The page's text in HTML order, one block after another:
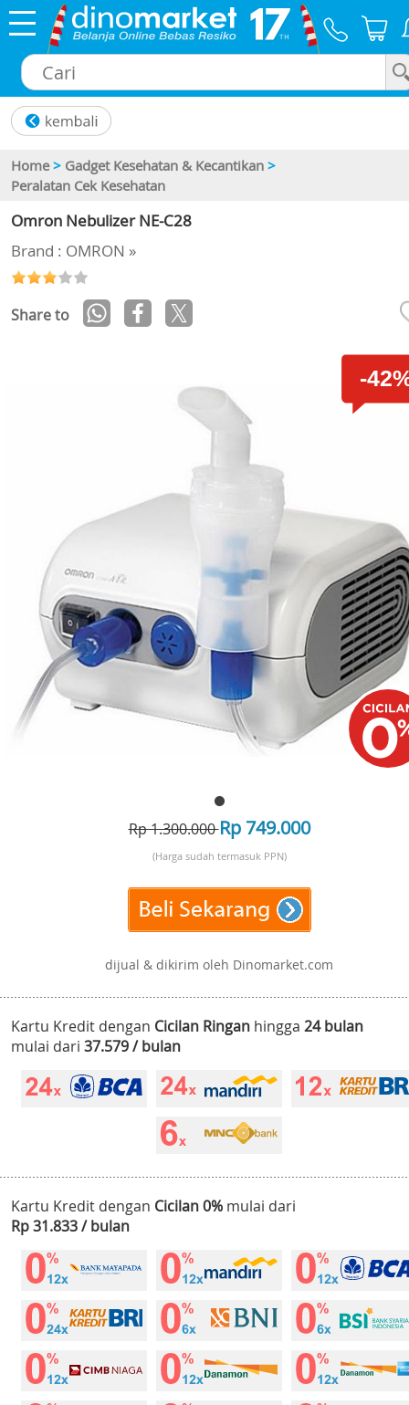
Home > Gadget Kesehatan & Kecantikan >
Peralatan Cek Kesehatan
Omron Nebulizer NE-C28
Brand : OMRON »
Share to
-
Rp 1.300.000Rp 749.000
(Harga sudah termasuk PPN)
dijual & dikirim oleh Dinomarket.com
Kartu Kredit dengan Cicilan Ringan hingga 24 bulan
mulai dari 37.579 / bulan
Kartu Kredit dengan Cicilan 0% mulai dari
Rp 31.833 / bulan